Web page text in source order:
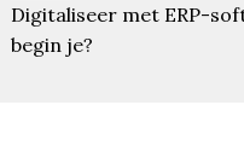
Digitaliseer met ERP-
begin je?